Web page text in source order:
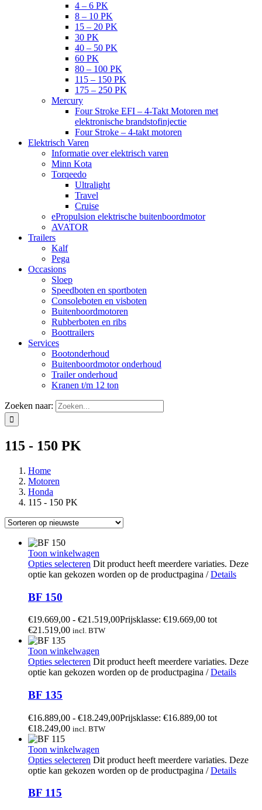
4 – 6 PK
8 – 10 PK
15 – 20 PK
30 PK
40 – 50 PK
60 PK
80 – 100 PK
115 – 150 PK
175 – 250 PK
Mercury
Four Stroke EFI – 4-Takt Motoren met
elektronische brandstofinjectie
Four Stroke – 4-takt motoren
Elektrisch Varen
Informatie over elektrisch varen
Minn Kota
Torqeedo
Ultralight
Travel
Cruise
ePropulsion elektrische buitenboordmotor
AVATOR
Trailers
Kalf
Pega
Occasions
Sloep
Speedboten en sportboten
Consoleboten en visboten
Buitenboordmotoren
Rubberboten en ribs
Boottrailers
Services
Bootonderhoud
Buitenboordmotor onderhoud
Trailer onderhoud
Kranen t/m 12 ton
Zoeken naar:
115 - 150 PK
Home
Motoren
Honda
115 - 150 PK
Toon winkelwagen
Opties selecteren Dit product heeft meerdere variaties. Deze
optie kan gekozen worden op de productpagina / Details
BF 150
€19.669,00 - €21.519,00Prijsklasse: €19.669,00 tot
€21.519,00 incl. BTW
Toon winkelwagen
Opties selecteren Dit product heeft meerdere variaties. Deze
optie kan gekozen worden op de productpagina / Details
BF 135
€16.889,00 - €18.249,00Prijsklasse: €16.889,00 tot
€18.249,00 incl. BTW
Toon winkelwagen
Opties selecteren Dit product heeft meerdere variaties. Deze
optie kan gekozen worden op de productpagina / Details
BF 115